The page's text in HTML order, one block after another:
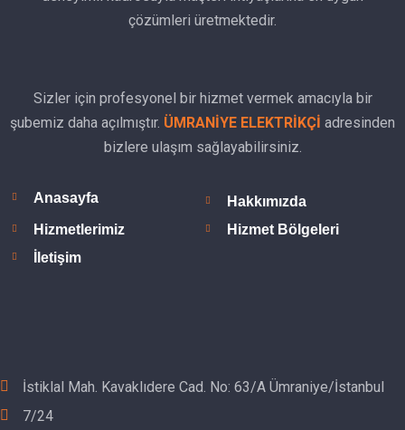
çözümleri üretmektedir.
Sizler için profesyonel bir hizmet vermek amacıyla bir
şubemiz daha açılmıştır. ÜMRANİYE ELEKTRİKÇİ adresinden
bizlere ulaşım sağlayabilirsiniz.
Anasayfa
Hakkımızda
Hizmetlerimiz
Hizmet Bölgeleri
İletişim
İstiklal Mah. Kavaklıdere Cad. No: 63/A Ümraniye/İstanbul
7/24